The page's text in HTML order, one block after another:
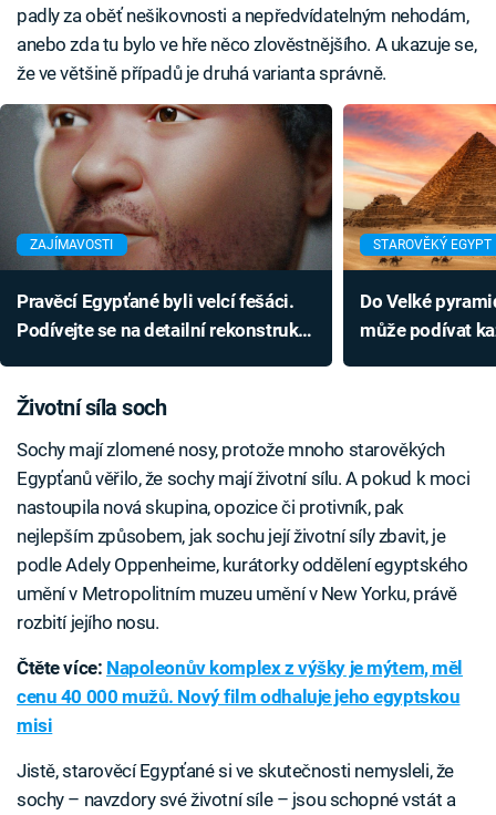
padly za oběť nešikovnosti a nepředvídatelným nehodám,
anebo zda tu bylo ve hře něco zlověstnějšího. A ukazuje se,
že ve většině případů je druhá varianta správně.
ZAJÍMAVOSTI
Pravěcí Egypťané byli velcí fešáci.
Podívejte se na detailní rekonstrukci
STAROVĚKÝ EGYPT
Do Velké
může podívat
Životní síla soch
Sochy mají zlomené nosy, protože mnoho starověkých
Egypťanů věřilo, že sochy mají životní sílu. A pokud k moci
nastoupila nová skupina, opozice či protivník, pak
nejlepším způsobem, jak sochu její životní síly zbavit, je
podle Adely Oppenheime, kurátorky oddělení egyptského
umění v Metropolitním muzeu umění v New Yorku, právě
rozbití jejího nosu.
Čtěte více: Napoleonův komplex z výšky je mýtem, měl
cenu 40 000 mužů. Nový film odhaluje jeho egyptskou
misi
Jistě, starověcí Egypťané si ve skutečnosti nemysleli, že
sochy – navzdory své životní síle – jsou schopné vstát a